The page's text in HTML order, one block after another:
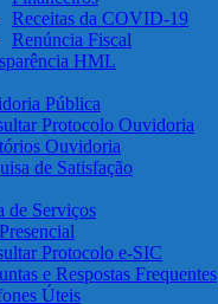
Receitas da COVID-19
Renúncia Fiscal
HML
Pública
Protocolo Ouvidoria
Ouvidoria
de Satisfação
de Serviços
Protocolo e-SIC
e Respostas Frequentes
Úteis